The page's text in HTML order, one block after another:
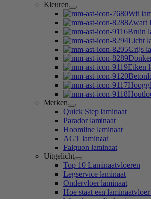
Kleuren
Wit
Zwart
Bruin
Licht
Grijs
Eiken
Merken
Quick Step laminaat
Parador laminaat
Hoomline laminaat
AGT laminaat
Falquon laminaat
Uitgelicht
Top 10 Laminaatvloeren
Legservice laminaat
Ondervloer laminaat
Hoe staat een